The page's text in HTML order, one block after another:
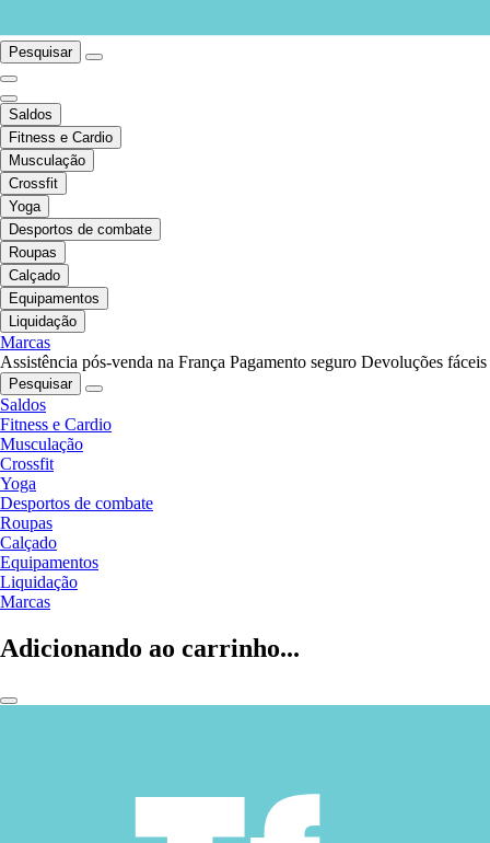
Pesquisar
Saldos
Fitness e Cardio
Musculação
Crossfit
Yoga
Desportos de combate
Roupas
Calçado
Equipamentos
Liquidação
Marcas
Assistência pós-venda na França Pagamento seguro Devoluções fáceis
Pesquisar
Saldos
Fitness e Cardio
Musculação
Crossfit
Yoga
Desportos de combate
Roupas
Calçado
Equipamentos
Liquidação
Marcas
Adicionando ao carrinho...